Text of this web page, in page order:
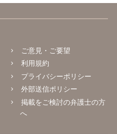
ご意見・ご要望
利用規約
プライバシーポリシー
外部送信ポリシー
掲載をご検討の弁護士の方
へ